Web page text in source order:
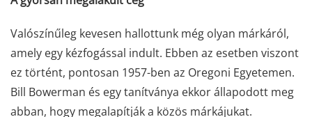
Valószínűleg kevesen hallottunk még olyan márkáról,
amely egy kézfogással indult. Ebben az esetben viszont
ez történt, pontosan 1957-ben az Oregoni Egyetemen.
Bill Bowerman és egy tanítványa ekkor állapodott meg
abban, hogy megalapítják a közös márkájukat.